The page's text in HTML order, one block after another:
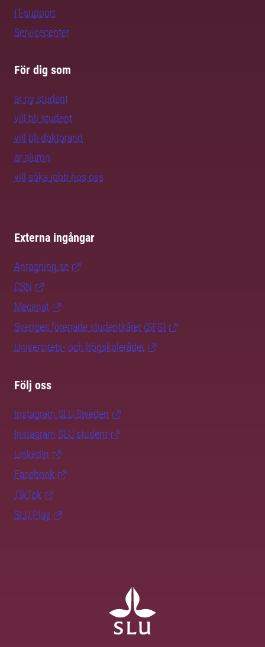
IT-support
Servicecenter
För dig som
är ny student
vill bli student
vill bli doktorand
är alumn
vill söka jobb hos oss
Externa ingångar
Antagning.se
CSN
Mecenat
Sveriges förenade studentkårer (SFS)
Universitets- och högskolerådet
Följ oss
Instagram SLU.Sweden
Instagram SLU.student
LinkedIn
Facebook
TikTok
SLU Play